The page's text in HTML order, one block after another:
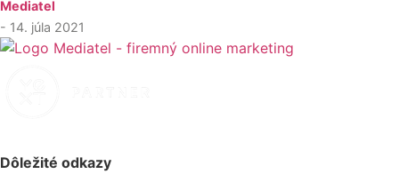
Mediatel
- 14. júla 2021
Dôležité odkazy